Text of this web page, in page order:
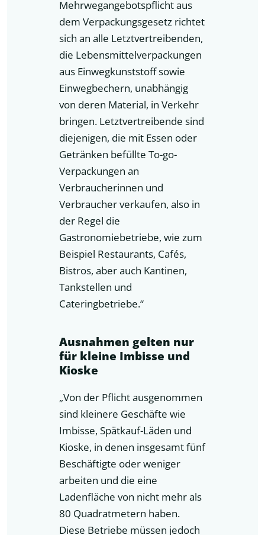
Mehrwegangebotspflicht aus
dem Verpackungsgesetz richtet
sich an alle Letztvertreibenden,
die Lebensmittelverpackungen
aus Einwegkunststoff sowie
Einwegbechern, unabhängig
von deren Material, in Verkehr
bringen. Letztvertreibende sind
diejenigen, die mit Essen oder
Getränken befüllte To-go-
Verpackungen an
Verbraucherinnen und
Verbraucher verkaufen, also in
der Regel die
Gastronomiebetriebe, wie zum
Beispiel Restaurants, Cafés,
Bistros, aber auch Kantinen,
Tankstellen und
Cateringbetriebe.“
Ausnahmen gelten nur
für kleine Imbisse und
Kioske
„Von der Pflicht ausgenommen
sind kleinere Geschäfte wie
Imbisse, Spätkauf-Läden und
Kioske, in denen insgesamt fünf
Beschäftigte oder weniger
arbeiten und die eine
Ladenfläche von nicht mehr als
80 Quadratmetern haben.
Diese Betriebe müssen jedoch